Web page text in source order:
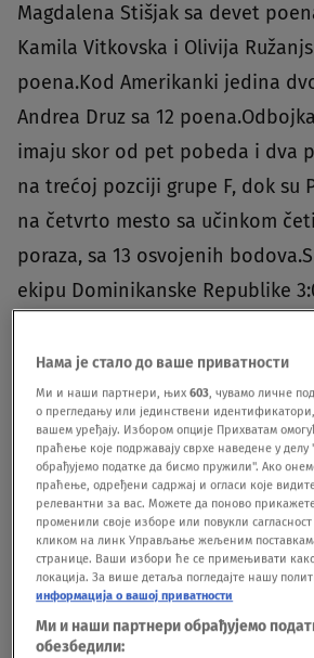
Magdalena Stišjak sa devet
Kamila Vitkovska i Olivija
poena.Kod Amerikanki jedina
Andrea Druz sa 12
imaju skor od pet pobeda i dva
na trećoj pozciji grupe F, dok su
na četvrto mesto sa učinkom
poraza, sa 13 osvojenih
ekipu Dominikanske Republike
obezbedile četvrtfinale Svetskog
prvenstva.BONUS VIDEO Tijana
velike pobede protiv Amerike
video-cdn src="https://best-
vod.umn.cdn.united.cloud/
osportklubodbojka-novas-
Нама је стало до ваше приватности
Ми и наши партнери, њих603, чувамо личне
о прегледању или јединствени
вашем уређају. Избором опције Прихватам
праћење које подржавају сврхе наведене у
обрађујемо податке да бисмо пружили". Ако
праћење, одређени садржај и огласи које
релевантни за вас. Можете да поново
променили своје изборе или повукли
кликом на линк Управљање жељеним
странице. Ваши избори ће се примењивати како
локација. За више детаља погледајте нашу
информација о вашој приватности
Ми и наши партнери обрађујемо
обезбедили: